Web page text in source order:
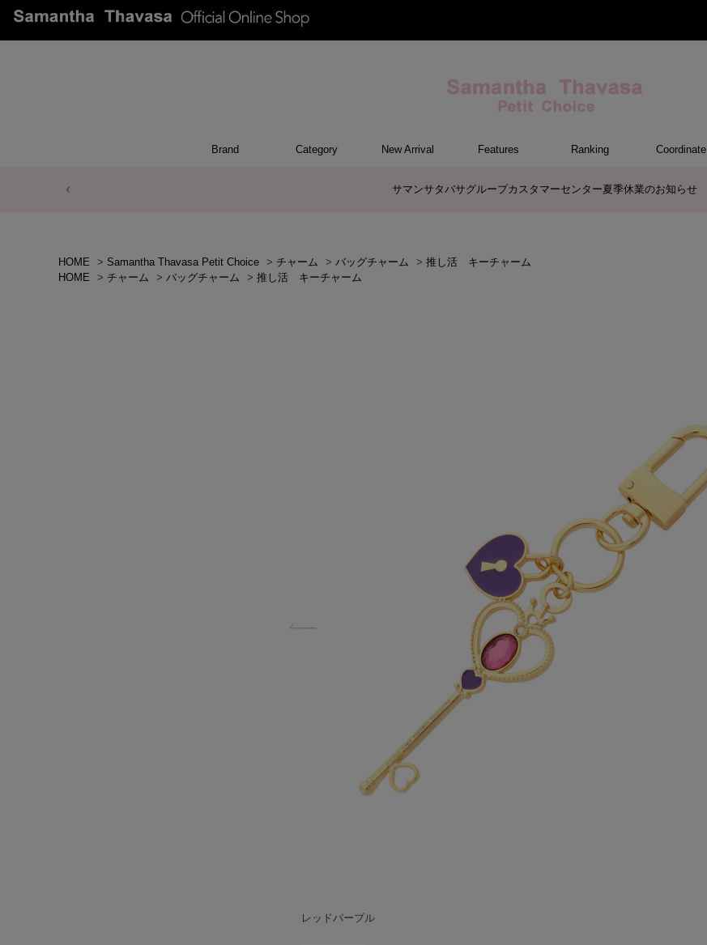
Brand Category
トートバッグ/ブリーフ
ショルダーバッグ/ミニバッグ
ボストンバッグ
リュック/バックパック
ボディバッグ/ウエストポーチ
ウォレット&スマホショルダーバッ
バッグその他
ケアアイテム
長財布
中財布
折財布/ミニ財布
コインケース/マルチケース
財布・小物その他
ポーチ
カードケース/名刺入れ
キーケース
パスケース
モバイルグッズ
ケース/ポーチその他
ファスナートップチャーム
バッグチャーム
チャームその他
New Arrival Features Ranking Coordinate
サマンサタバサグループカスタマーセンター夏季休業のお知らせ
HOME > Samantha Thavasa Petit Choice > チャーム > バッグチャーム > 推し活 キーチャーム
HOME
> チャーム > バッグチャーム > 推し活 キーチャーム
レッドパープル
ブラック
ホワイト
ピンク
レッド
オレンジ
イエロー
グリーン
イエローグリーン
ライトブルー
ブルー
ブルーパープル